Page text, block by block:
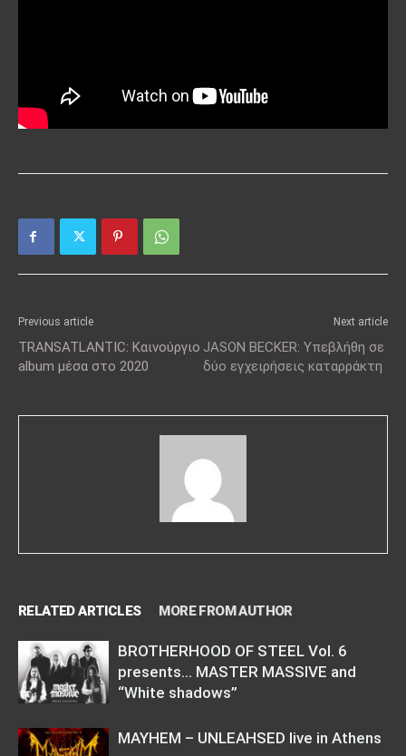
Previous article
TRANSATLANTIC: Καινούργιο
album μέσα στο 2020
Next article
JASON BECKER: Υπεβλήθη σε
δύο εγχειρήσεις καταρράκτη
RELATED ARTICLES MORE FROM AUTHOR
BROTHERHOOD OF STEEL Vol. 6
presents… MASTER MASSIVE and
“White shadows”
MAYHEM – UNLEAHSED live in Athens